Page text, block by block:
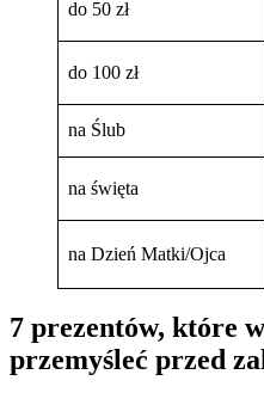
do 50 zł
do 100 zł
na Ślub
na święta
na Dzień Matki/Ojca
7 prezentów, które
przemyśleć przed